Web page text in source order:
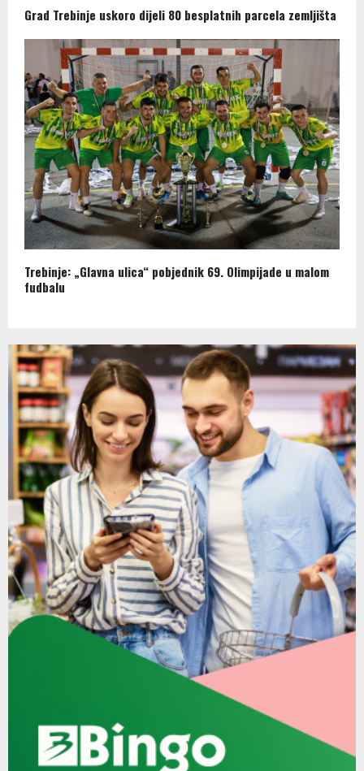
Grad Trebinje uskoro dijeli 80 besplatnih parcela zemljišta
Trebinje: „Glavna ulica“ pobjednik 69. Olimpijade u malom
fudbalu